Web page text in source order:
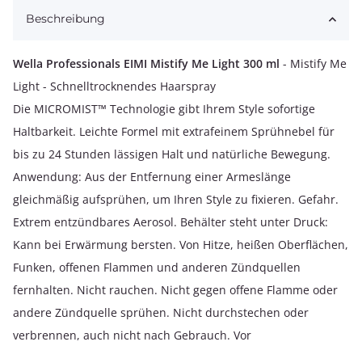
Beschreibung
Wella Professionals EIMI Mistify Me Light 300 ml - Mistify Me
Light - Schnelltrocknendes Haarspray
Die MICROMIST™ Technologie gibt Ihrem Style sofortige
Haltbarkeit. Leichte Formel mit extrafeinem Sprühnebel für
bis zu 24 Stunden lässigen Halt und natürliche Bewegung.
Anwendung: Aus der Entfernung einer Armeslänge
gleichmäßig aufsprühen, um Ihren Style zu fixieren. Gefahr.
Extrem entzündbares Aerosol. Behälter steht unter Druck:
Kann bei Erwärmung bersten. Von Hitze, heißen Oberflächen,
Funken, offenen Flammen und anderen Zündquellen
fernhalten. Nicht rauchen. Nicht gegen offene Flamme oder
andere Zündquelle sprühen. Nicht durchstechen oder
verbrennen, auch nicht nach Gebrauch. Vor